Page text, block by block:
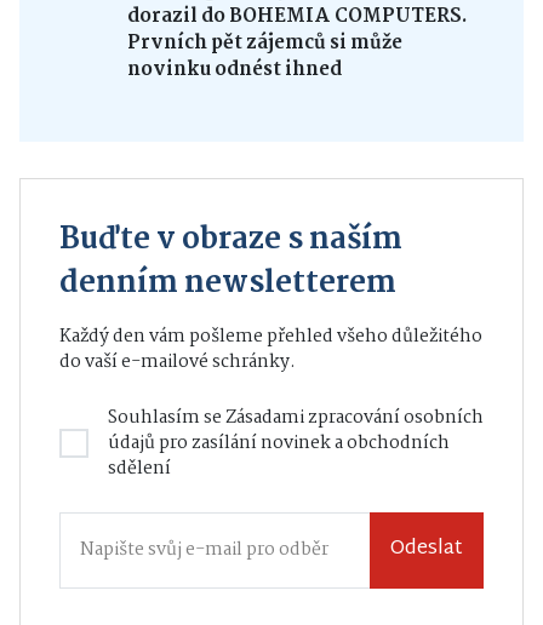
dorazil do BOHEMIA COMPUTERS.
Prvních pět zájemců si může
novinku odnést ihned
Buďte v obraze s naším
denním newsletterem
Každý den vám pošleme přehled všeho důležitého
do vaší e-mailové schránky.
Souhlasím seZásadami zpracování osobních
údajůpro zasílání novinek a obchodních
sdělení
Odeslat